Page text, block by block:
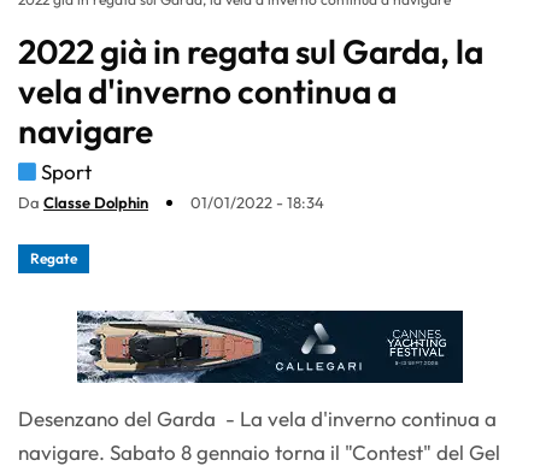
2022 già in regata sul Garda, la
vela d'inverno continua a
navigare
Sport
Da Classe Dolphin 01/01/2022 - 18:34
Regate
Desenzano del Garda - La vela d'inverno continua a
navigare. Sabato 8 gennaio torna il "Contest" del Gel